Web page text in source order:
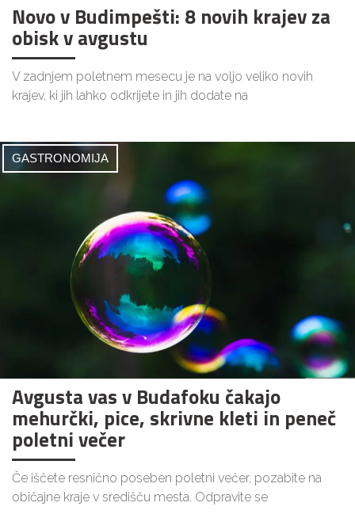
Novo v Budimpešti: 8 novih krajev za
obisk v avgustu
V zadnjem poletnem mesecu je na voljo veliko novih
krajev, ki jih lahko odkrijete in jih dodate na
GASTRONOMIJA
Avgusta vas v Budafoku čakajo
mehurčki, pice, skrivne kleti in peneč
poletni večer
Če iščete resnično poseben poletni večer, pozabite na
običajne kraje v središču mesta. Odpravite se